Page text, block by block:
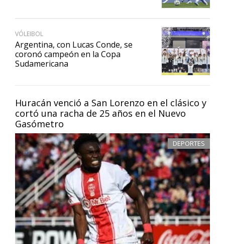
Huracán venció a San Lorenzo en el clásico y
cortó una racha de 25 años en el Nuevo
Gasómetro
DEPORTES
VÓLEIBOL
Argentina, con Lucas Conde, se
coronó campeón en la Copa
Sudamericana